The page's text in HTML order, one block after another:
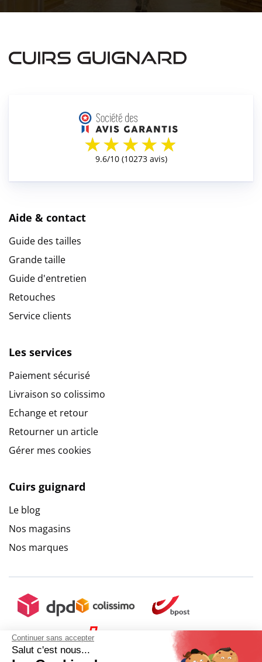
Continuer sans accepter
Salut c'est nous...
Aide & contact
Guide des tailles
Grande taille
Guide d'entretien
Retouches
Service clients
Les services
Paiement sécurisé
Livraison so colissimo
Echange et retour
Retourner un article
Gérer mes cookies
Cuirs guignard
Le blog
Nos magasins
Nos marques